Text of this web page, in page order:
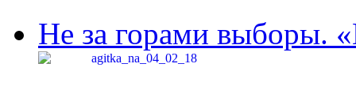
Не за горами выборы.